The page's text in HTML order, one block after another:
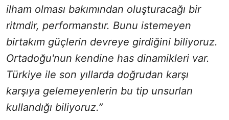
ilham olması bakımından oluşturacağı bir
ritmdir, performanstır. Bunu istemeyen
birtakım güçlerin devreye girdiğini biliyoruz.
Ortadoğu'nun kendine has dinamikleri var.
Türkiye ile son yıllarda doğrudan karşı
karşıya gelemeyenlerin bu tip unsurları
kullandığı biliyoruz.”